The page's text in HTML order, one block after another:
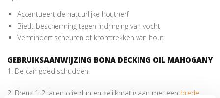
Accentueert de natuurlijke houtnerf
Biedt bescherming tegen indringing van vocht
Vermindert scheuren of kromtrekken van hout
GEBRUIKSAANWIJZING BONA DECKING OIL MAHOGANY
1. De can goed schudden.
2. Breng 1-2 lagen olie dun en gelijkmatig aan met een brede